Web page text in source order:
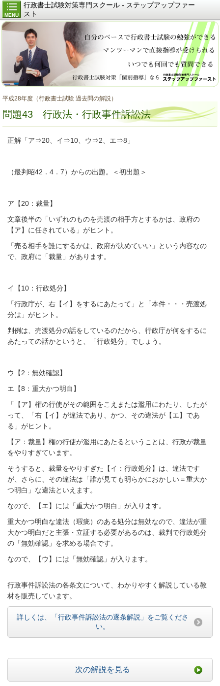
MENU
行政書士試験対策専門スクール - ステップアップファー
スト
平成28年度（行政書士試験 過去問の解説）
問題43 行政法・行政事件訴訟法
正解「ア⇒20、イ⇒10、ウ⇒2、エ⇒8」
（最判昭42．4．7）からの出題。＜初出題＞
ア【20：裁量】
文章後半の「いずれのものを売渡の相手方とするかは、政府の
【ア】に任されている」がヒント。
「売る相手を誰にするかは、政府が決めていい」という内容なの
で、政府に「裁量」があります。
イ【10：行政処分】
「行政庁が、右【イ】をするにあたって」と「本件・・・売渡処
分は」がヒント。
判例は、売渡処分の話をしているのだから、行政庁が何をするに
あたっての話かというと、「行政処分」でしょう。
ウ【2：無効確認】
エ【8：重大かつ明白】
「【ア】権の行使がその範囲をこえまたは濫用にわたり、したが
って、「右【イ】が違法であり、かつ、その違法が【エ】であ
る」がヒント。
【ア：裁量】権の行使が濫用にあたるということは、行政が裁量
をやりすぎています。
そうすると、裁量をやりすぎた【イ：行政処分】は、違法です
が、さらに、その違法は「誰が見ても明らかにおかしい＝重大か
つ明白」な違法といえます。
なので、【エ】には「重大かつ明白」が入ります。
重大かつ明白な違法（瑕疵）のある処分は無効なので、違法が重
大かつ明白だと主張・立証する必要があるのは、裁判で行政処分
の「無効確認」を求める場合です。
なので、【ウ】には「無効確認」が入ります。
行政事件訴訟法の各条文について、わかりやすく解説している教
材を販売しています。
詳しくは、「行政事件訴訟法の逐条解説」をご覧くださ
い。
次の解説を見る